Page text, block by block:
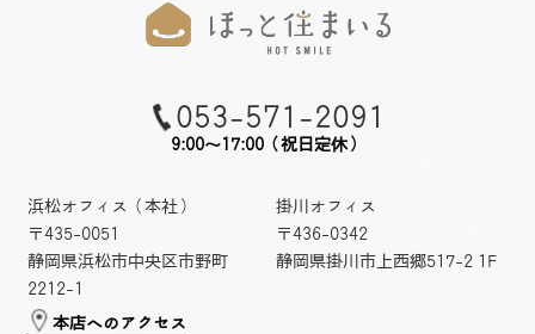
053-571-2091
9:00～17:00（祝日定休）
浜松オフィス（本社）
〒435-0051
静岡県浜松市中央区市野町
2212-1
本店へのアクセス
掛川オフィス
〒436-0342
静岡県掛川市上西郷517-2 1F